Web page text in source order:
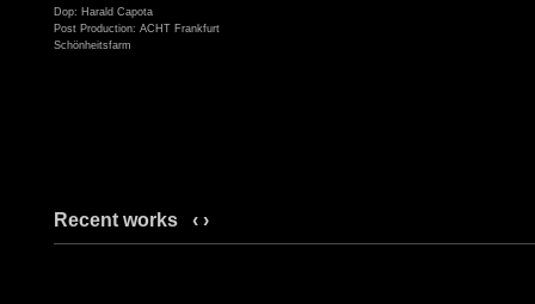
Dop: Harald Capota
Post Production: ACHT Frankfurt
Schönheitsfarm
Recent works ‹ ›